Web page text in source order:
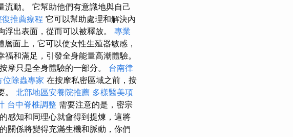
動。 它幫助他們有意識地與自己
復推薦療程 它可以幫助處理和解決內
出表面，從而可以被釋放。 專業
層面上，它可以使女性生殖器敏感，
和滿足，引發全身能量高潮體驗。
摩只是全身體驗的一部分。 台南律
位除蟲專家 在按摩私密區域之前，按
。 北部地區安養院推薦 多樣醫美項
台中脊椎調整 需要注意的是，密宗
感知和同理心就會得到提煉，這將
關係將變得充滿生機和脈動，你們